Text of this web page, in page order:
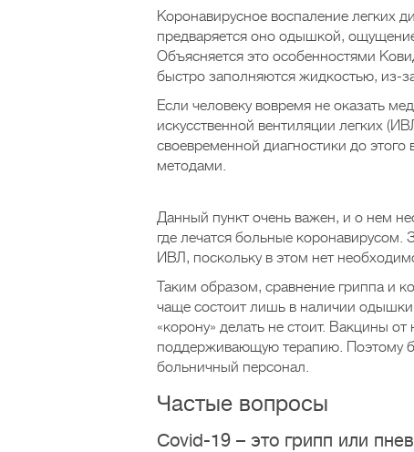
Коронавирусное воспаление легких
предваряется оно одышкой,
Объясняется это особенностями
быстро заполняются жидкостью, из-
Если человеку вовремя не оказать
искусственной вентиляции легких
своевременной диагностики до
методами.
Данный пункт очень важен, и о нем
где лечатся больные коронавирусом.
ИВЛ, поскольку в этом нет
Таким образом, сравнение гриппа и
чаще состоит лишь в наличии
«корону» делать не стоит. Вакцины
поддерживающую терапию. Поэтому
больничный персонал.
Частые вопросы
Covid-19 – это грипп или